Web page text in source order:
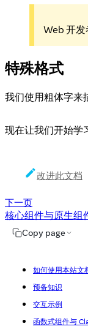
Web 开发
特殊格式
我们使用粗体字来
现在让我们开始学
改进此文档
下一页
核心组件与原生组
Copy page
如何使用本站文
预备知识
交互示例
函数式组件与